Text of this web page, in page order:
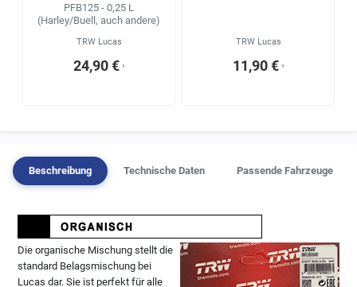
PFB125 - 0,25 L
(Harley/Buell, auch andere)
TRW Lucas
24,90 € ¹
TRW Lucas
11,90 € ¹
Beschreibung Technische Daten Passende Fahrzeuge
Die organische Mischung stellt die
standard Belagsmischung bei
Lucas dar. Sie ist perfekt für alle